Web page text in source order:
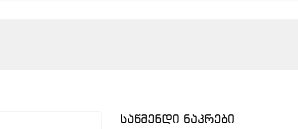
საწმენდი ნაკრები